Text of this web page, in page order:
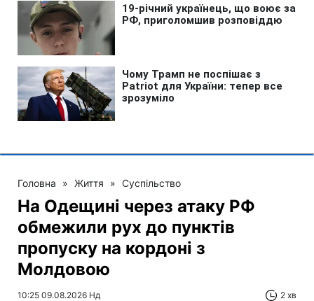
Головна » Життя » Суспільство
На Одещині через атаку РФ
обмежили рух до пунктів
пропуску на кордоні з
Молдовою
10:25 09.08.2026 Нд 2 хв